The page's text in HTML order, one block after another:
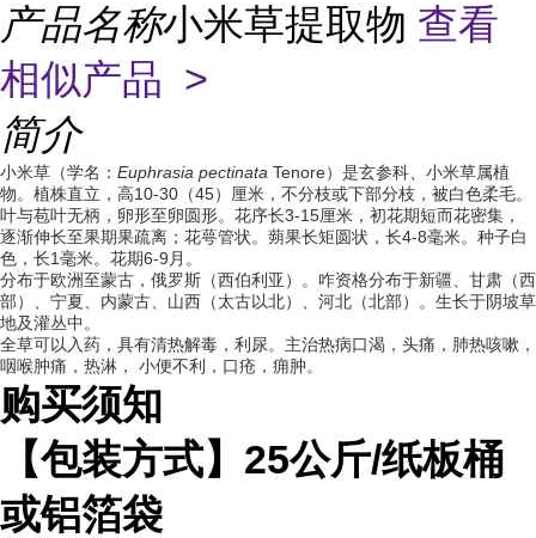
产品名称小米草提取物 查看
相似产品 >
简介
小米草（学名： Euphrasia pectinata Tenore）是玄参科、小米草属植
物。植株直立，高10-30（45）厘米，不分枝或下部分枝，被白色柔毛。
叶与苞叶无柄，卵形至卵圆形。花序长3-15厘米，初花期短而花密集，
逐渐伸长至果期果疏离；花萼管状。蒴果长矩圆状，长4-8毫米。种子白
色，长1毫米。花期6-9月。
分布于欧洲至蒙古，俄罗斯（西伯利亚）。咋资格分布于新疆、甘肃（西
部）、宁夏、内蒙古、山西（太古以北）、河北（北部）。生长于阴坡草
地及灌丛中。
全草可以入药，具有清热解毒，利尿。主治热病口渴，头痛，肺热咳嗽，
咽喉肿痛，热淋， 小便不利，口疮，痈肿。
购买须知
【包装方式】 25公斤/纸板桶
或铝箔袋